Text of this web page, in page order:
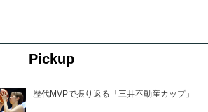
Pickup
歴代MVPで振り返る「三井不動産カップ」